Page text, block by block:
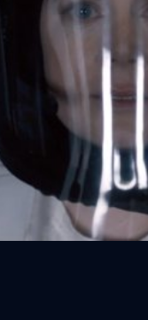
ลช่วงปลายปีที่แล้ว
ปถึงออสการ์รอบท้ายๆ
เนิฟ ที่สร้างชื่อจาก
ใจ
ละ Sicario (2015) ซึ่ง
าง Blade Runner
งสุดๆกับแนวไซไฟที
ซ์เซเรอร์ ที่เคยมีผลงาน
อย่าง A Nightmare
และล่าสุด
ไซไฟของ เท็ด เจียง
มาดัดแปลงเป็นบท
รอบทดลองต่างเห็น